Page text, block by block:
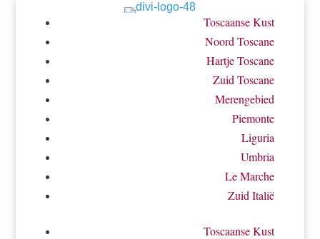
Toscaanse Kust
Noord Toscane
Hartje Toscane
Zuid Toscane
Merengebied
Piemonte
Liguria
Umbria
Le Marche
Zuid Italië
Toscaanse Kust